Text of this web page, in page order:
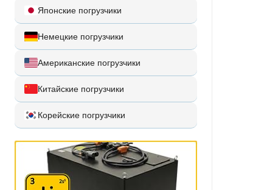
Японские погрузчики
Немецкие погрузчики
Американские погрузчики
Китайские погрузчики
Корейские погрузчики